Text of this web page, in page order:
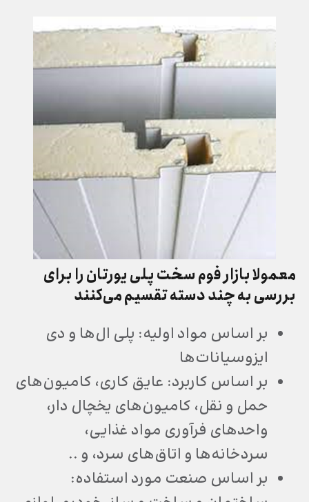
معمولا بازار فوم سخت پلی یورتان را برای
بررسی به چند دسته تقسیم می‌کنند
بر اساس مواد اولیه: پلی ال‌ها و دی
ایزوسیانات‌ها
بر اساس کاربرد: عایق کاری، کامیون‌های
حمل و نقل، کامیون‌های یخچال دار،
واحدهای فرآوری مواد غذایی،
سردخانه‌ها و اتاق‌های سرد، و ..
بر اساس صنعت مورد استفاده: